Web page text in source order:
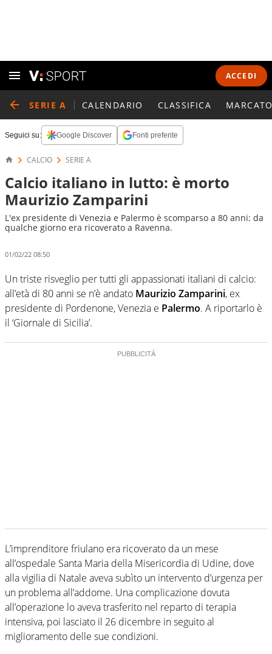
ACCEDI
SERIE A CALENDARIO CLASSIFICA
Seguici su: Google Discover Fonti preferite
CALCIO SERIE A
Calcio italiano in lutto: è morto
Maurizio Zamparini
L'ex presidente di Venezia e Palermo è scomparso a 80 anni: da
qualche giorno era ricoverato a Ravenna.
01/02/22 08:50
Un triste risveglio per tutti gli appassionati italiani di calcio:
all’età di 80 anni se n’è andato Maurizio Zamparini, ex
presidente di Pordenone, Venezia e Palermo. A riportarlo è
il ‘Giornale di Sicilia’.
L’imprenditore friulano era ricoverato da un mese
all’ospedale Santa Maria della Misericordia di Udine, dove
alla vigilia di Natale aveva subìto un intervento d’urgenza per
un problema all’addome. Una complicazione dovuta
all’operazione lo aveva trasferito nel reparto di terapia
intensiva, poi lasciato il 26 dicembre in seguito al
miglioramento delle sue condizioni.